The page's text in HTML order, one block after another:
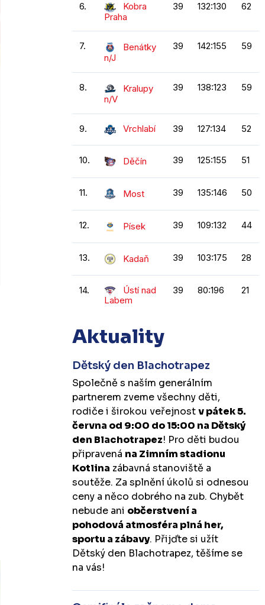
6.
Kobra
Praha
39 132:130 62
7.
Benátky
n/J
39 142:155 59
8.
Kralupy
n/V
39 138:123 59
9. Vrchlabí 39 127:134 52
10. Děčín 39 125:155 51
11. Most 39 135:146 50
12. Písek 39 109:132 44
13. Kadaň 39 103:175 28
14.
Ústí nad
Labem
39 80:196 21
Aktuality
Dětský den Blachotrapez
Společně s naším generálním
partnerem zveme všechny děti,
rodiče i širokou veřejnostv pátek 5.
června od 9:00 do 15:00 na Dětský
den Blachotrapez! Pro děti budou
připravená na Zimním stadionu
Kotlina zábavná stanoviště a
soutěže. Za splnění úkolů si odnesou
ceny a něco dobrého na zub. Chybět
nebude ani občerstvení a
pohodová atmosféra plná her,
sportu a zábavy. Přijďte si užít
Dětský den Blachotrapez, těšíme se
na vás!